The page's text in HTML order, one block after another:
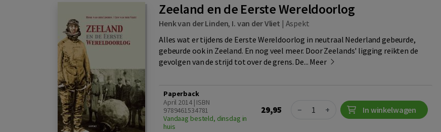
Zeeland en de Eerste Wereldoorlog
Henk van der Linden, I. van der Vliet | Aspekt
Alles wat er tijdens de Eerste Wereldoorlog in neutraal Nederland gebeurde,
gebeurde ook in Zeeland. En nog veel meer. Door Zeelands' ligging reikten de
gevolgen van de strijd tot over de grens. De... Meer
Paperback
April 2014 | ISBN
9789461534781
Vandaag besteld, dinsdag in
huis
29,95 Quantity
− + In winkelwagen